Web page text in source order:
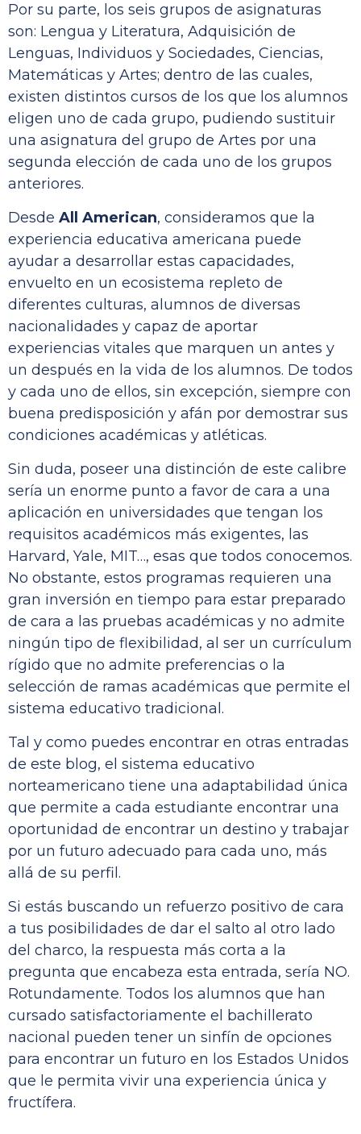
Por su parte, los seis grupos de asignaturas
son: Lengua y Literatura, Adquisición de
Lenguas, Individuos y Sociedades, Ciencias,
Matemáticas y Artes; dentro de las cuales,
existen distintos cursos de los que los alumnos
eligen uno de cada grupo, pudiendo sustituir
una asignatura del grupo de Artes por una
segunda elección de cada uno de los grupos
anteriores.
Desde All American, consideramos que la
experiencia educativa americana puede
ayudar a desarrollar estas capacidades,
envuelto en un ecosistema repleto de
diferentes culturas, alumnos de diversas
nacionalidades y capaz de aportar
experiencias vitales que marquen un antes y
un después en la vida de los alumnos. De todos
y cada uno de ellos, sin excepción, siempre con
buena predisposición y afán por demostrar sus
condiciones académicas y atléticas.
Sin duda, poseer una distinción de este calibre
sería un enorme punto a favor de cara a una
aplicación en universidades que tengan los
requisitos académicos más exigentes, las
Harvard, Yale, MIT…, esas que todos conocemos.
No obstante, estos programas requieren una
gran inversión en tiempo para estar preparado
de cara a las pruebas académicas y no admite
ningún tipo de flexibilidad, al ser un currículum
rígido que no admite preferencias o la
selección de ramas académicas que permite el
sistema educativo tradicional.
Tal y como puedes encontrar en otras entradas
de este blog, el sistema educativo
norteamericano tiene una adaptabilidad única
que permite a cada estudiante encontrar una
oportunidad de encontrar un destino y trabajar
por un futuro adecuado para cada uno, más
allá de su perfil.
Si estás buscando un refuerzo positivo de cara
a tus posibilidades de dar el salto al otro lado
del charco, la respuesta más corta a la
pregunta que encabeza esta entrada, sería NO.
Rotundamente. Todos los alumnos que han
cursado satisfactoriamente el bachillerato
nacional pueden tener un sinfín de opciones
para encontrar un futuro en los Estados Unidos
que le permita vivir una experiencia única y
fructífera.